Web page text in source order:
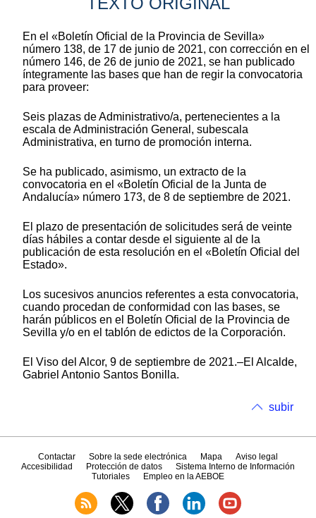
En el «Boletín Oficial de la Provincia de Sevilla»
número 138, de 17 de junio de 2021, con corrección en el
número 146, de 26 de junio de 2021, se han publicado
íntegramente las bases que han de regir la convocatoria
para proveer:
Seis plazas de Administrativo/a, pertenecientes a la
escala de Administración General, subescala
Administrativa, en turno de promoción interna.
Se ha publicado, asimismo, un extracto de la
convocatoria en el «Boletín Oficial de la Junta de
Andalucía» número 173, de 8 de septiembre de 2021.
El plazo de presentación de solicitudes será de veinte
días hábiles a contar desde el siguiente al de la
publicación de esta resolución en el «Boletín Oficial del
Estado».
Los sucesivos anuncios referentes a esta convocatoria,
cuando procedan de conformidad con las bases, se
harán públicos en el Boletín Oficial de la Provincia de
Sevilla y/o en el tablón de edictos de la Corporación.
El Viso del Alcor, 9 de septiembre de 2021.–El Alcalde,
Gabriel Antonio Santos Bonilla.
subir
Contactar Sobre la sede electrónica Mapa
Aviso legal
Accesibilidad
Protección de datos
Sistema Interno de Información
Tutoriales
Empleo en la AEBOE